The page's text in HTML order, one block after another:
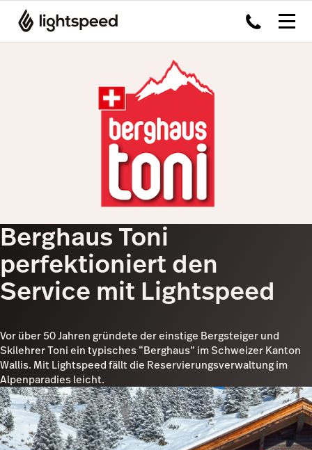
Berghaus Toni
perfektioniert den
Service mit Lightspeed
Vor über 50 Jahren gründete der einstige Bergsteiger und
Skilehrer Toni ein typisches “Berghaus” im Schweizer Kanton
Wallis. Mit Lightspeed fällt die Reservierungsverwaltung im
Alpenparadies leicht.